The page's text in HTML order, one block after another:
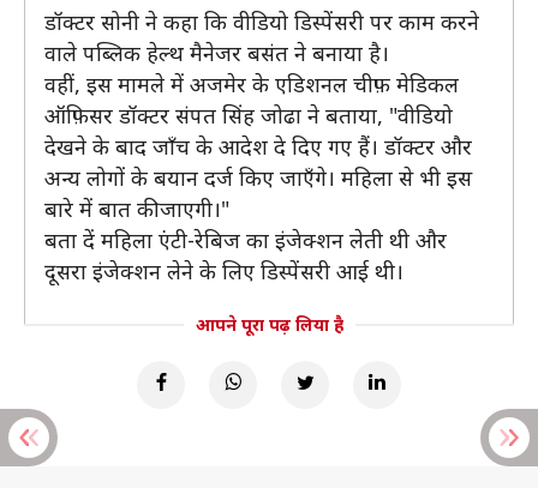
डॉक्टर सोनी ने कहा कि वीडियो डिस्पेंसरी पर काम करने
वाले पब्लिक हेल्थ मैनेजर बसंत ने बनाया है।
वहीं, इस मामले में अजमेर के एडिशनल चीफ़ मेडिकल
ऑफ़िसर डॉक्टर संपत सिंह जोढा ने बताया, "वीडियो
देखने के बाद जाँच के आदेश दे दिए गए हैं। डॉक्टर और
अन्य लोगों के बयान दर्ज किए जाएँगे। महिला से भी इस
बारे में बात की जाएगी।"
बता दें महिला एंटी-रेबिज का इंजेक्शन लेती थी और
दूसरा इंजेक्शन लेने के लिए डिस्पेंसरी आई थी।
आपने पूरा पढ़ लिया है